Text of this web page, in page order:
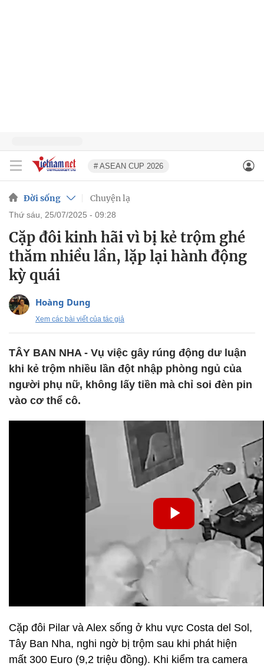
# ASEAN CUP 2026
Đời sống Chuyện lạ
thứ sáu, 25/07/2025 - 09:28
Cặp đôi kinh hãi vì bị kẻ trộm ghé
thăm nhiều lần, lặp lại hành động
kỳ quái
Hoàng Dung
Xem các bài viết của tác giả
TÂY BAN NHA - Vụ việc gây rúng động dư luận
khi kẻ trộm nhiều lần đột nhập phòng ngủ của
người phụ nữ, không lấy tiền mà chỉ soi đèn pin
vào cơ thể cô.
Cặp đôi Pilar và Alex sống ở khu vực Costa del Sol,
Tây Ban Nha, nghi ngờ bị trộm sau khi phát hiện
mất 300 Euro (9,2 triệu đồng). Khi kiểm tra camera